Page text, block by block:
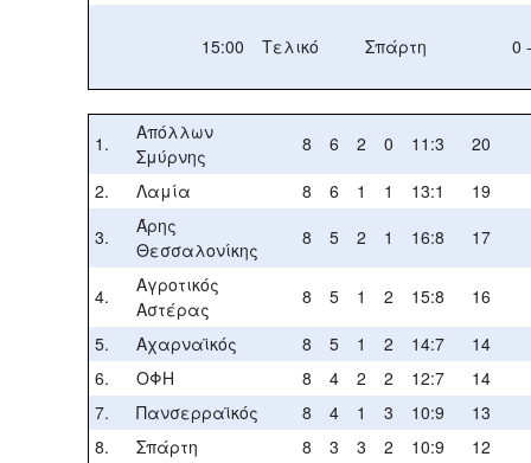
15:00 Τελικό Σπάρτη 0
1.
Απόλλων
Σμύρνης
8 6 2 0 11:3
20
2.
Λαμία 8 6 1 1 13:1
19
3.
Άρης
Θεσσαλονίκης
8 5 2 1 16:8 17
4.
Αγροτικός
Αστέρας
8 5 1 2 15:8
16
5.
Αχαρναϊκός 8 5 1 2 14:7
14
6.
ΟΦΗ 8 4 2 2 12:7
14
7.
Πανσερραϊκός 8 4 1 3 10:9
13
8.
Σπάρτη 8 3 3 2 10:9
12